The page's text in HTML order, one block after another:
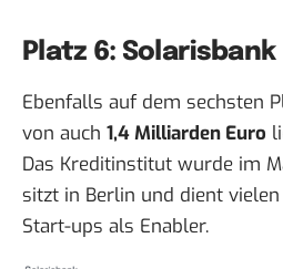
Platz 6: Solarisbank
Ebenfalls auf dem sechsten
von auch 1,4 Milliarden Euro
Das Kreditinstitut wurde im
sitzt in Berlin und dient
Start-ups als Enabler.